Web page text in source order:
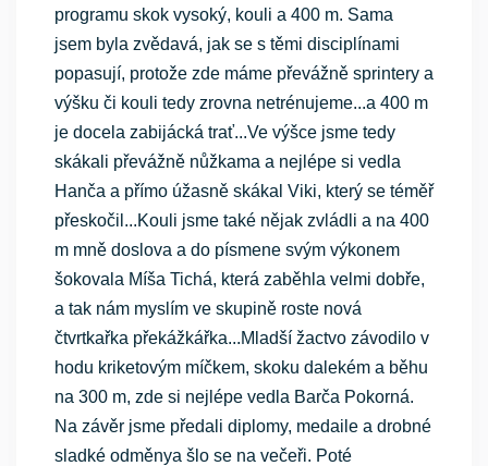
programu skok vysoký, kouli a 400 m. Sama
jsem byla zvědavá, jak se s těmi disciplínami
popasují, protože zde máme převážně sprintery a
výšku či kouli tedy zrovna netrénujeme...a 400 m
je docela zabijácká trať...Ve výšce jsme tedy
skákali převážně nůžkama a nejlépe si vedla
Hanča a přímo úžasně skákal Viki, který se téměř
přeskočil...Kouli jsme také nějak zvládli a na 400
m mně doslova a do písmene svým výkonem
šokovala Míša Tichá, která zaběhla velmi dobře,
a tak nám myslím ve skupině roste nová
čtvrtkařka překážkářka...Mladší žactvo závodilo v
hodu kriketovým míčkem, skoku dalekém a běhu
na 300 m, zde si nejlépe vedla Barča Pokorná.
Na závěr jsme předali diplomy, medaile a drobné
sladké odměnya šlo se na večeři. Poté